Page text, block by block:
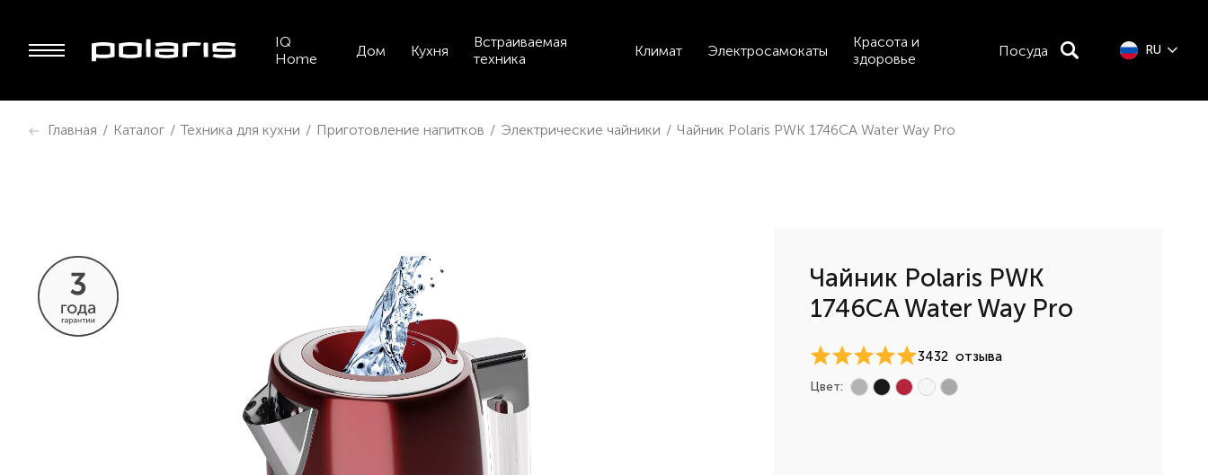
IQ
Home
Дом Кухня
Встраиваемая
техника
Климат Электросамокаты
Красота и
здоровье
Посуда RU
Главная / Каталог / Техника для кухни / Приготовление напитков / Электрические чайники / Чайник Polaris PWK 1746CA Water Way Pro
Чайник Polaris PWK
1746CA Water Way Pro
3432 отзыва
Цвет: